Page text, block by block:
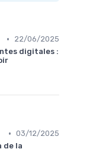
•
22/06/2025
digitales :
• 03/12/2025
de la